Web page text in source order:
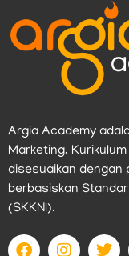
Argia Academy
Marketing.
disesuaikan dengan
berbasiskan
(SKKNI).
F I T